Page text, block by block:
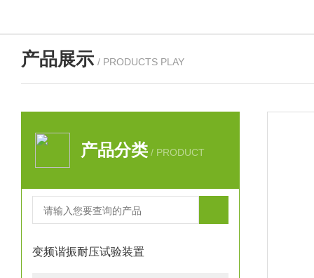
产品展示 / PRODUCTS PLAY
产品分类 / PRODUCT
变频谐振耐压试验装置